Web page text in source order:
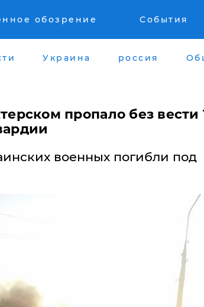
обозрение События
Украина россия
пропало без вести
военных погибли под